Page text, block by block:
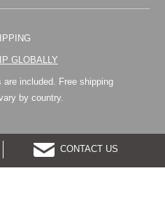
GLOBALLY
included. Free shipping
by country.
CONTACT US